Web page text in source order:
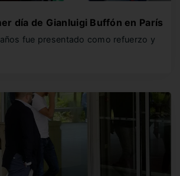
día de Gianluigi Buffón en París
fue presentado como refuerzo y